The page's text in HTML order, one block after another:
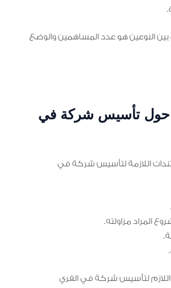
بين النوعين هو عدد المساهمين والوضع
حول تأسيس شركة في
اللازمة لتأسيس شركة في
المراد مزاولته.
اللازم لتأسيس شركة في الفري